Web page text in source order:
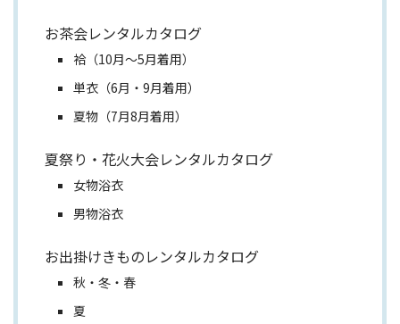
お茶会レンタルカタログ
袷（10月～5月着用）
単衣（6月・9月着用）
夏物（7月8月着用）
夏祭り・花火大会レンタルカタログ
女物浴衣
男物浴衣
お出掛けきものレンタルカタログ
秋・冬・春
夏